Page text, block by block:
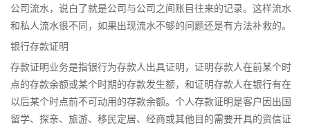
公司流水，说白了就是公司与公司之间账目往来的记录。这样流水
和私人流水很不同，如果出现流水不够的问题还是有方法补救的。
银行存款证明
存款证明业务是指银行为存款人出具证明，证明存款人在前某个时
点的存款余额或某个时期的存款发生额，和证明存款人在银行有在
以后某个时点前不可动用的存款余额。个人存款证明是客户因出国
留学、探亲、旅游、移民定居、经商或其他目的需要开具的资信证